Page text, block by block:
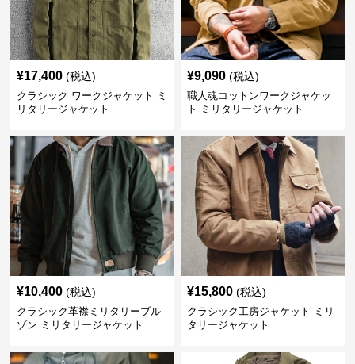
¥17,400 (税込)
クラシック ワークジャケット ミ
リタリージャケット
¥9,090 (税込)
職人魂コットンワークジャケッ
ト ミリタリージャケット
¥10,400 (税込)
クラシック革襟ミリタリーブル
ゾン ミリタリージャケット
¥15,800 (税込)
クラシック工房ジャケット ミリ
タリージャケット